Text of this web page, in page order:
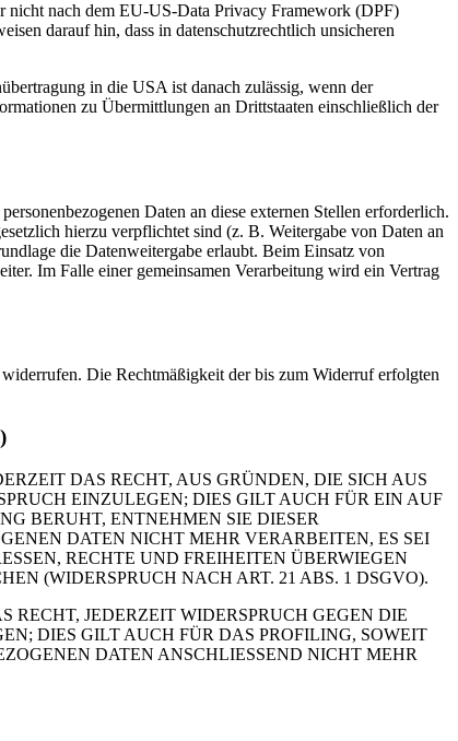
nicht nach dem EU-US-Data Privacy Framework (DPF)
darauf hin, dass in datenschutzrechtlich unsicheren
in die USA ist danach zulässig, wenn der
zu Übermittlungen an Drittstaaten einschließlich der
Daten an diese externen Stellen erforderlich.
hierzu verpflichtet sind (z. B. Weitergabe von Daten an
die Datenweitergabe erlaubt. Beim Einsatz von
Im Falle einer gemeinsamen Verarbeitung wird ein Vertrag
Die Rechtmäßigkeit der bis zum Widerruf erfolgten
DAS RECHT, AUS GRÜNDEN, DIE SICH AUS
EINZULEGEN; DIES GILT AUCH FÜR EIN AUF
BERUHT, ENTNEHMEN SIE DIESER
DATEN NICHT MEHR VERARBEITEN, ES SEI
RECHTE UND FREIHEITEN ÜBERWIEGEN
(WIDERSPRUCH NACH ART. 21 ABS. 1 DSGVO).
JEDERZEIT WIDERSPRUCH GEGEN DIE
DIES GILT AUCH FÜR DAS PROFILING, SOWEIT
DATEN ANSCHLIESSEND NICHT MEHR